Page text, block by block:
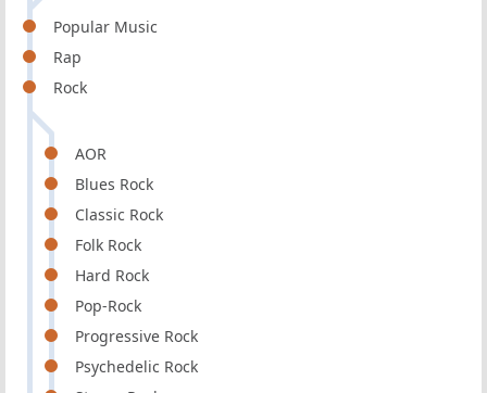
Popular Music
Rap
Rock
AOR
Blues Rock
Classic Rock
Folk Rock
Hard Rock
Pop-Rock
Progressive Rock
Psychedelic Rock